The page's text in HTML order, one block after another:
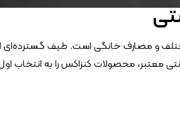
مختلف و مصارف خانگی است. طیف گسترده‌ای
معتبر، محصولات کنزاکس را به